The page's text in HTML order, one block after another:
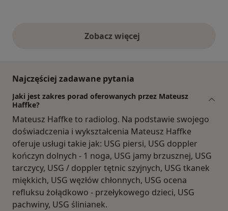
Zobacz więcejopinie powyżej
Najczęściej zadawane pytania
Jaki jest zakres porad oferowanych przez Mateusz
Haffke?
Mateusz Haffke to radiolog. Na podstawie swojego
doświadczenia i wykształcenia Mateusz Haffke
oferuje usługi takie jak: USG piersi, USG doppler
kończyn dolnych - 1 noga, USG jamy brzusznej, USG
tarczycy, USG / doppler tętnic szyjnych, USG tkanek
miękkich, USG węzłów chłonnych, USG ocena
refluksu żołądkowo - przełykowego dzieci, USG
pachwiny, USG ślinianek.